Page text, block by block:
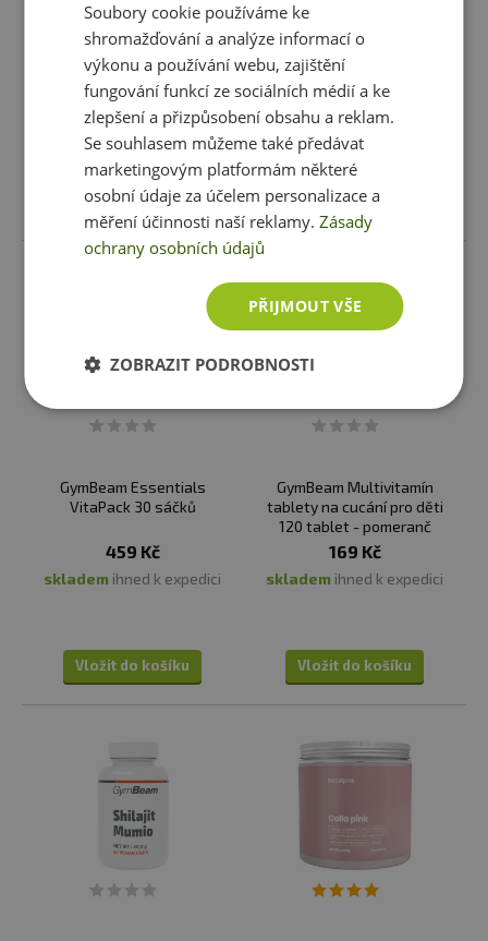
GymBeam Kyselina
Hyaluronová Forte
179 Kč
sklademihned k expedici
2 varianty
Vybrat variantu
GymBeam Vitamin B12 90
tablet
109 Kč
skladem ihned k expedici
Vložit do košíku
GymBeam Essentials
VitaPack 30 sáčků
459 Kč
skladem ihned k expedici
Vložit do košíku
GymBeam Multivitamín
tablety na cucání pro děti
120 tablet - pomeranč
169 Kč
skladem ihned k expedici
Vložit do košíku
Soubory cookie používáme ke
shromažďování a analýze informací o
výkonu a používání webu, zajištění
fungování funkcí ze sociálních médií a ke
zlepšení a přizpůsobení obsahu a reklam.
Se souhlasem můžeme také předávat
marketingovým platformám některé
osobní údaje za účelem personalizace a
měření účinnosti naší reklamy.Zásady
ochrany osobních údajů
PŘIJMOUT VŠE
ZOBRAZIT PODROBNOSTI